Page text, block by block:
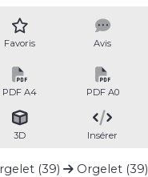
Favoris Avis
PDF A4 PDF A0
3D Insérer
(39) Orgelet (39)